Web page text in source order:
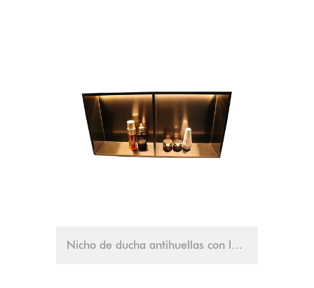
Nicho de ducha antihuellas con luz LED de inducción nicho de ducha